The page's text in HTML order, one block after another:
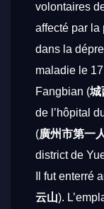
volontaires
affecté par la
dans la
maladie le
Fangbian (城
de l’hôpital
(廣州市第一
district de
Il fut enterré
云山).